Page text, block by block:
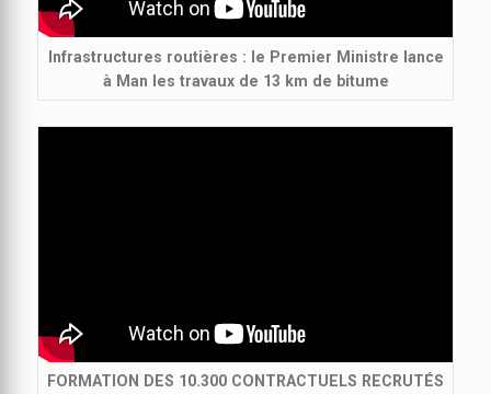
Infrastructures routières : le Premier Ministre lance
à Man les travaux de 13 km de bitume
FORMATION DES 10.300 CONTRACTUELS RECRUTÉS